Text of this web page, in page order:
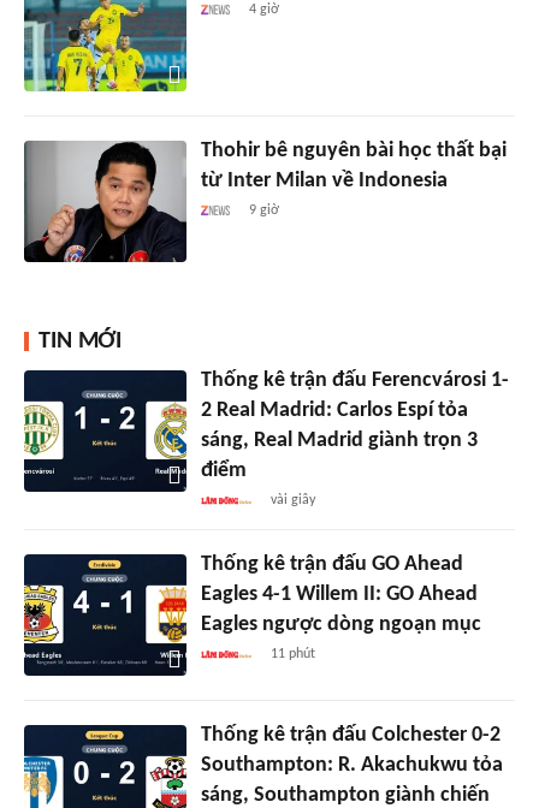
4 giờ
Thohir bê nguyên bài học thất bại
từ Inter Milan về Indonesia
9 giờ
TIN MỚI
Thống kê trận đấu Ferencvárosi 1-
2 Real Madrid: Carlos Espí tỏa
sáng, Real Madrid giành trọn 3
điểm
vài giây
Thống kê trận đấu GO Ahead
Eagles 4-1 Willem II: GO Ahead
Eagles ngược dòng ngoạn mục
11 phút
Thống kê trận đấu Colchester 0-2
Southampton: R. Akachukwu tỏa
sáng, Southampton giành chiến